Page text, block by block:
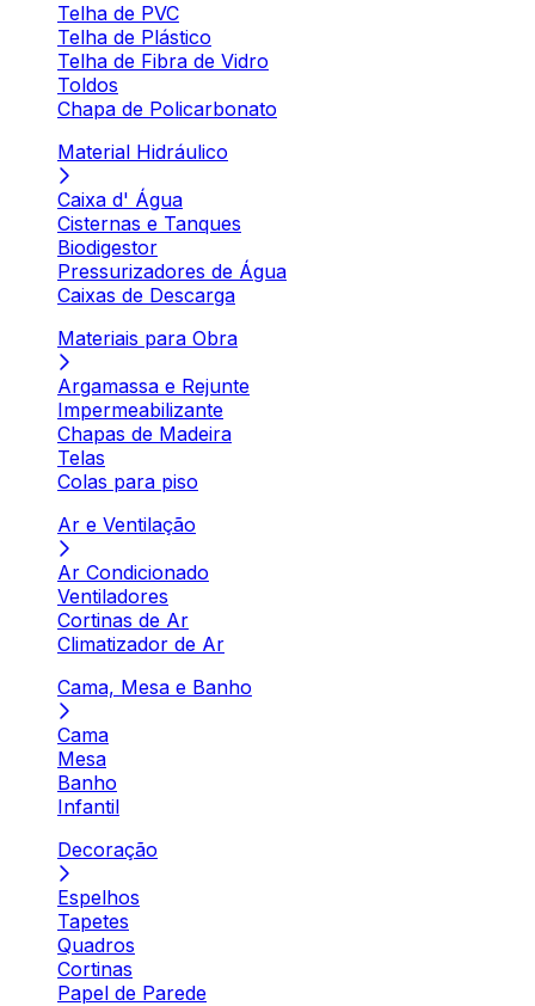
Telha de PVC
Telha de Plástico
Telha de Fibra de Vidro
Toldos
Chapa de Policarbonato
Material Hidráulico
Caixa d' Água
Cisternas e Tanques
Biodigestor
Pressurizadores de Água
Caixas de Descarga
Materiais para Obra
Argamassa e Rejunte
Impermeabilizante
Chapas de Madeira
Telas
Colas para piso
Ar e Ventilação
Ar Condicionado
Ventiladores
Cortinas de Ar
Climatizador de Ar
Cama, Mesa e Banho
Cama
Mesa
Banho
Infantil
Decoração
Espelhos
Tapetes
Quadros
Cortinas
Papel de Parede